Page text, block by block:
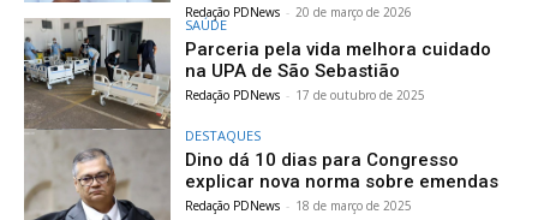
Redação PDNews - 20 de março de 2026
SAÚDE
Parceria pela vida melhora cuidado
na UPA de São Sebastião
Redação PDNews - 17 de outubro de 2025
DESTAQUES
Dino dá 10 dias para Congresso
explicar nova norma sobre emendas
Redação PDNews - 18 de março de 2025